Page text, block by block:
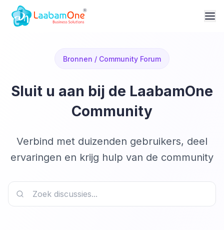
Bronnen / Community Forum
Sluit u aan bij de LaabamOne
Community
Verbind met duizenden gebruikers, deel
ervaringen en krijg hulp van de community